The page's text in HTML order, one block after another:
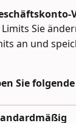
Sie
an und
Sie